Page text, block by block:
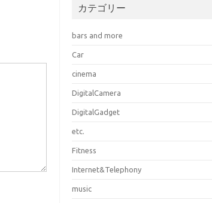
カテゴリー
bars and more
Car
cinema
DigitalCamera
DigitalGadget
etc.
Fitness
Internet&Telephony
music